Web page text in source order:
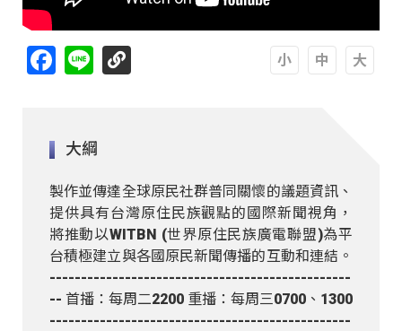
Facebook
Line
大綱
製作並傳達全球原民社群普同關懷的議題資訊、
提供具有台灣原住民族觀點的國際新聞視角，
將推動以WITBN (世界原住民族廣電聯盟)為平
台積極建立與各國原民新聞傳播的互動和連結。
------------------------------------------------
-- 首播：每周二2200 重播：每周三0700、1300
------------------------------------------------